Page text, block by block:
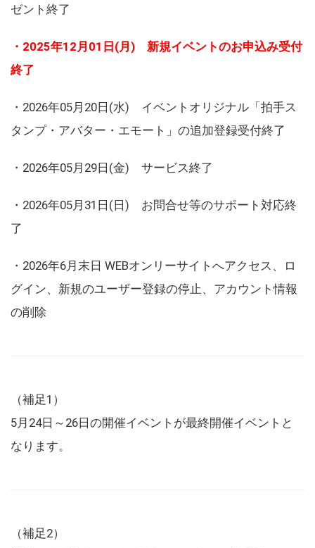
ゼント終了
・2025年12月01日(月) 新規イベントのお申込み受付
終了
・2026年05月20日(水) イベントオリジナル「拍手ス
タンプ・アバター・エモート」の追加登録受付終了
・2026年05月29日(金) サービス終了
・2026年05月31日(日) お問合せ等のサポート対応終
了
・2026年6月末日 WEBオンリーサイトへアクセス、ロ
グイン、新規のユーザー登録の停止、アカウント情報
の削除
（補足1）
5月24日～26日の開催イベントが最終開催イベントと
なります。
（補足2）